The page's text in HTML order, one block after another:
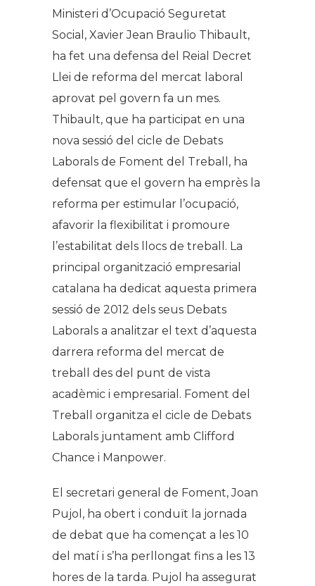
Ministeri d’Ocupació Seguretat
Social, Xavier Jean Braulio Thibault,
ha fet una defensa del Reial Decret
Llei de reforma del mercat laboral
aprovat pel govern fa un mes.
Thibault, que ha participat en una
nova sessió del cicle de Debats
Laborals de Foment del Treball, ha
defensat que el govern ha emprès la
reforma per estimular l’ocupació,
afavorir la flexibilitat i promoure
l’estabilitat dels llocs de treball. La
principal organització empresarial
catalana ha dedicat aquesta primera
sessió de 2012 dels seus Debats
Laborals a analitzar el text d’aquesta
darrera reforma del mercat de
treball des del punt de vista
acadèmic i empresarial. Foment del
Treball organitza el cicle de Debats
Laborals juntament amb Clifford
Chance i Manpower.
El secretari general de Foment, Joan
Pujol, ha obert i conduït la jornada
de debat que ha començat a les 10
del matí i s’ha perllongat fins a les 13
hores de la tarda. Pujol ha assegurat